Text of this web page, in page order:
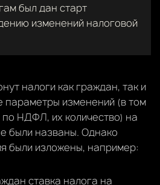
был дан старт
изменений налоговой
налоги как граждан, так и
параметры изменений (в том
по НДФЛ, их количество) на
были названы. Однако
были изложены, например:
ставка налога на